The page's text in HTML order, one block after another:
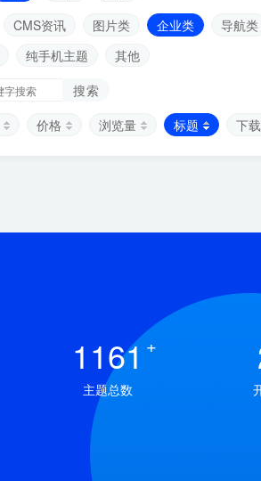
CMS资讯 图片类 企业类 导航类
纯手机主题
其他
搜索
价格 浏览量 标题 下
1161 +
主题总数